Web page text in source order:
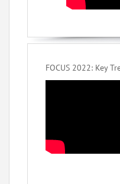
FOCUS 2022: Key